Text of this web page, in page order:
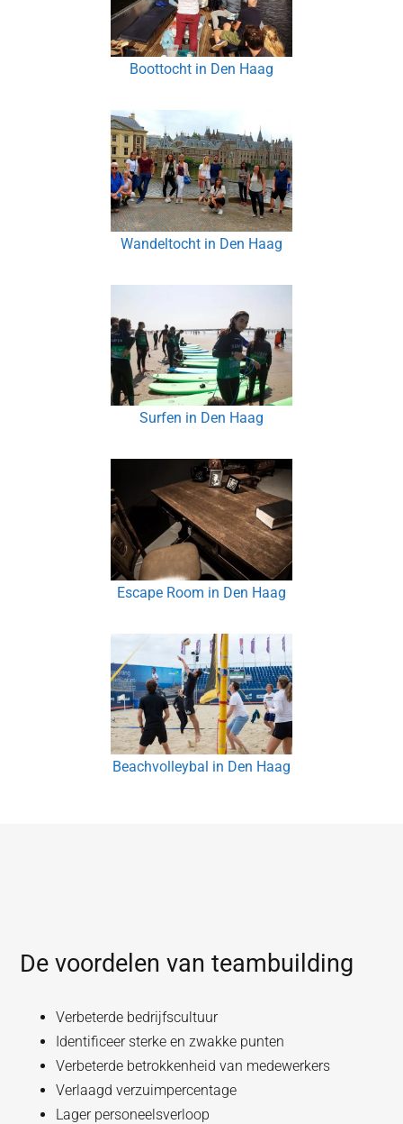
Boottocht in Den Haag
Wandeltocht in Den Haag
Surfen in Den Haag
Escape Room in Den Haag
Beachvolleybal in Den Haag
De voordelen van teambuilding
Verbeterde bedrijfscultuur
Identificeer sterke en zwakke punten
Verbeterde betrokkenheid van medewerkers
Verlaagd verzuimpercentage
Lager personeelsverloop